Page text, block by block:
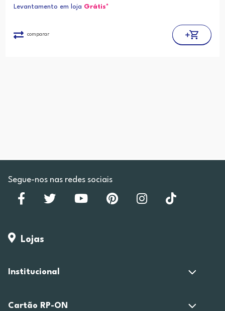
Levantamento em loja Grátis*
comparar
Segue-nos nas redes sociais
Lojas
Institucional
Cartão RP-ON